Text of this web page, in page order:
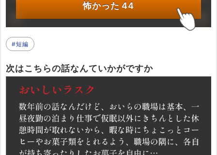
怖かった 44
#短編
次はこちらの話なんていかがですか